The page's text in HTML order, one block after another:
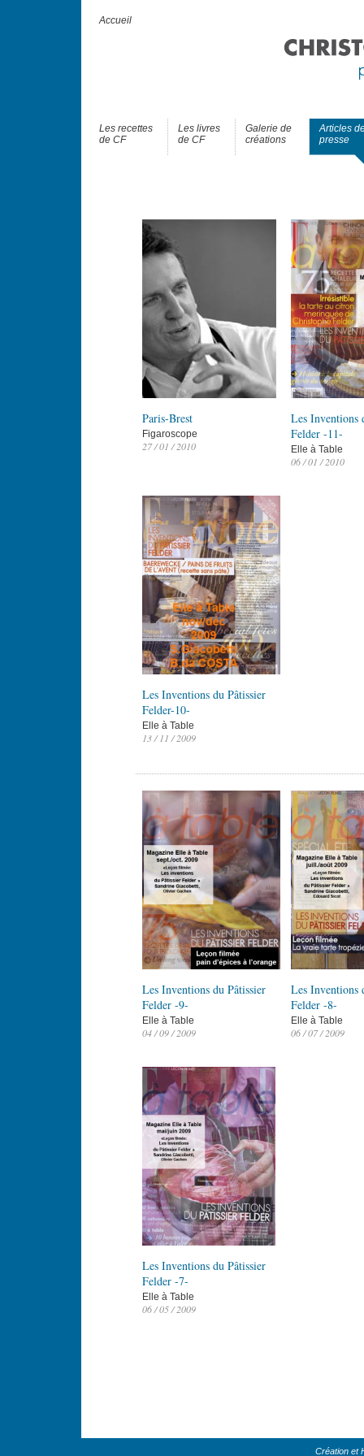
Accueil
Les recettes
de CF
Les livres
de CF
Galerie de
créations
Articles
presse
Paris-Brest
Figaroscope
27 / 01 / 2010
Les Inventions
Felder -11-
Elle à Table
06 / 01 / 2010
Les Inventions du Pâtissier
Felder-10-
Elle à Table
13 / 11 / 2009
Les Inventions du Pâtissier
Felder -9-
Elle à Table
04 / 09 / 2009
Les Inventions
Felder -8-
Elle à Table
06 / 07 / 2009
Les Inventions du Pâtissier
Felder -7-
Elle à Table
06 / 05 / 2009
Création et